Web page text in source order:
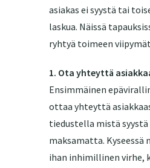
asiakas ei syystä tai
laskua. Näissä
ryhtyä toimeen
1. Ota yhteyttä
Ensimmäinen
ottaa yhteyttä
tiedustella mistä syystä
maksamatta.
ihan inhimillinen virhe,